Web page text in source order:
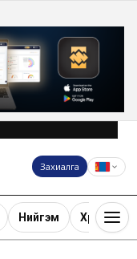
Захиалга
Нийгэм Хөрөнгө